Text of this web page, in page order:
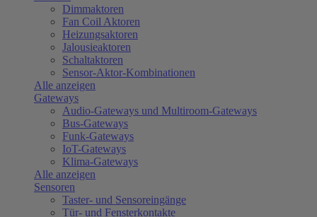
Dimmaktoren
Fan Coil Aktoren
Heizungsaktoren
Jalousieaktoren
Schaltaktoren
Sensor-Aktor-Kombinationen
Alle anzeigen
Gateways
Audio-Gateways und Multiroom-Gateways
Bus-Gateways
Funk-Gateways
IoT-Gateways
Klima-Gateways
Alle anzeigen
Sensoren
Taster- und Sensoreingänge
Tür- und Fensterkontakte